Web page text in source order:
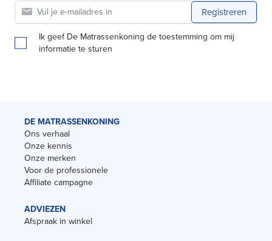
Registreren
Ik geef De Matrassenkoning de toestemming om mij
informatie te sturen
DE MATRASSENKONING
Ons verhaal
Onze kennis
Onze merken
Voor de professionele
Affiliate campagne
ADVIEZEN
Afspraak in winkel